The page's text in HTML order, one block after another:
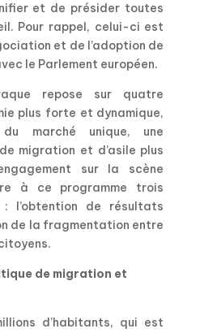
et de présider toutes
Pour rappel, celui-ci est
et de l’adoption de
le Parlement européen.
repose sur quatre
plus forte et dynamique,
marché unique, une
migration et d’asile plus
sur la scène
à ce programme trois
l’obtention de résultats
de la fragmentation entre
de migration et
d’habitants, qui est